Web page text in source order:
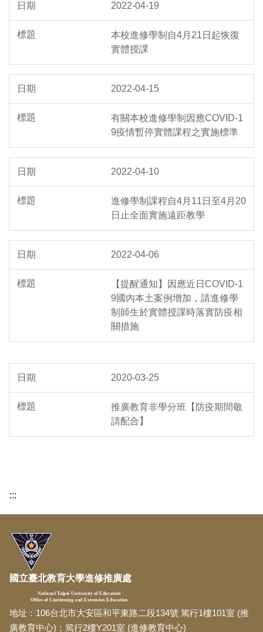
2022-04-19
本校進修學制自4月21日起恢復
實體授課
2022-04-15
有關本校進修學制因應COVID-1
9疫情暫停實體課程之實施標準
2022-04-10
進修學制課程自4月11日至4月20
日止全面實施遠距教學
2022-04-06
【提醒通知】因應近日COVID-1
9國內本土案例增加，請進修學
制師生於實體授課時落實防疫相
關措施
2020-03-25
推廣教育非學分班【防疫期間敬
請配合】
:::
國立臺北教育大學進修推廣處
National Taipei University of Education
Office of Continuing and Extension Education
地址：106台北市大安區和平東路二段134號 篤行1樓101室 (推
廣教育中心)；篤行2樓Y201室 (進修教育中心)